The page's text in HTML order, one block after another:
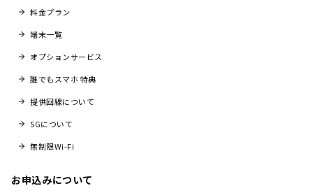
料金プラン
端末一覧
オプションサービス
誰でもスマホ 特典
提供回線について
5Gについて
無制限Wi-Fi
お申込みについて